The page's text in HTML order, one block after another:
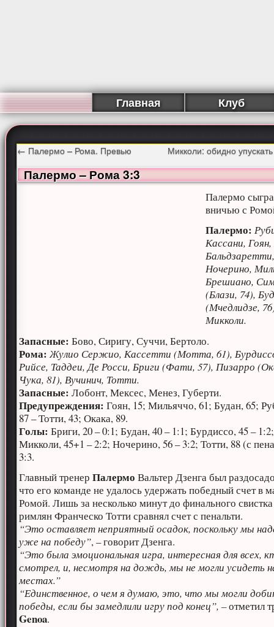
Главная Клуб
← Палермо – Рома. Превью Микколи: обидно
Палермо – Рома 3:3
Палермо
вничью с
Палермо:
Кассани,
Ночерино,
Брешиано,
(Блази, 74),
(Мчедлидзе,
Микколи.
Запасные: Бово, Сиригу, Суччи, Бертоло.
Рома: Жулио Сержио, Кассетти (Мотта, 61),
Рийсе, Таддеи, Де Росси, Бриги (Фати, 57), Пизарро
Чука, 81), Вучинич, Тотти.
Запасные:Лобонт, Мексес, Менез, Губерти.
Предупреждения: Гоян, 15; Мильяччо, 61; Будан, 65;
87 – Тотти, 43; Окака, 89.
Голы: Бриги, 20 – 0:1; Будан, 40 – 1:1; Бурдиссо, 45 – 1:2;
Микколи, 45+1 – 2:2; Ночерино, 56 – 3:2; Тотти, 88 (с
3:3.
Главный тренерПалермо Вальтер Дзенга был
что его команде не удалось удержать победный счет в
Ромой. Лишь за несколько минут до финального
римлян Франческо Тотти сравнял счет с пенальти.
“Это оставляет неприятный осадок, поскольку мы
уже на победу”, – говорит Дзенга.
“Это была эмоциональная игра, интересная для всех,
смотрел, и, несмотря на дождь, мы не могли усидеть
местах.”
“Единственное, о чем я думаю, это, что мы могли
победы, если бы замедлили игру под конец”, –отметил
Genoa.